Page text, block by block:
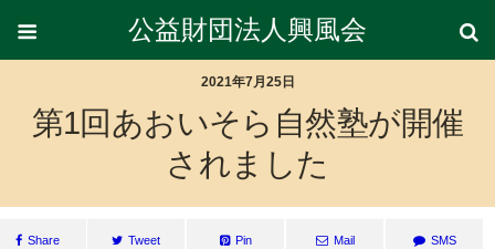
公益財団法人興風会
2021年7月25日
第1回あおいそら自然塾が開催
されました
Share Tweet Pin Mail SMS